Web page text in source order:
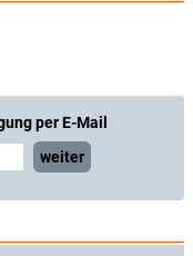
per E-Mail
weiter